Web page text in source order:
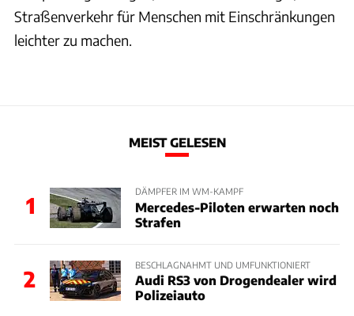
Straßenverkehr für Menschen mit Einschränkungen
leichter zu machen.
MEIST GELESEN
1
DÄMPFER IM WM-KAMPF
Mercedes-Piloten erwarten noch
Strafen
2
BESCHLAGNAHMT UND UMFUNKTIONIERT
Audi RS3 von Drogendealer wird
Polizeiauto